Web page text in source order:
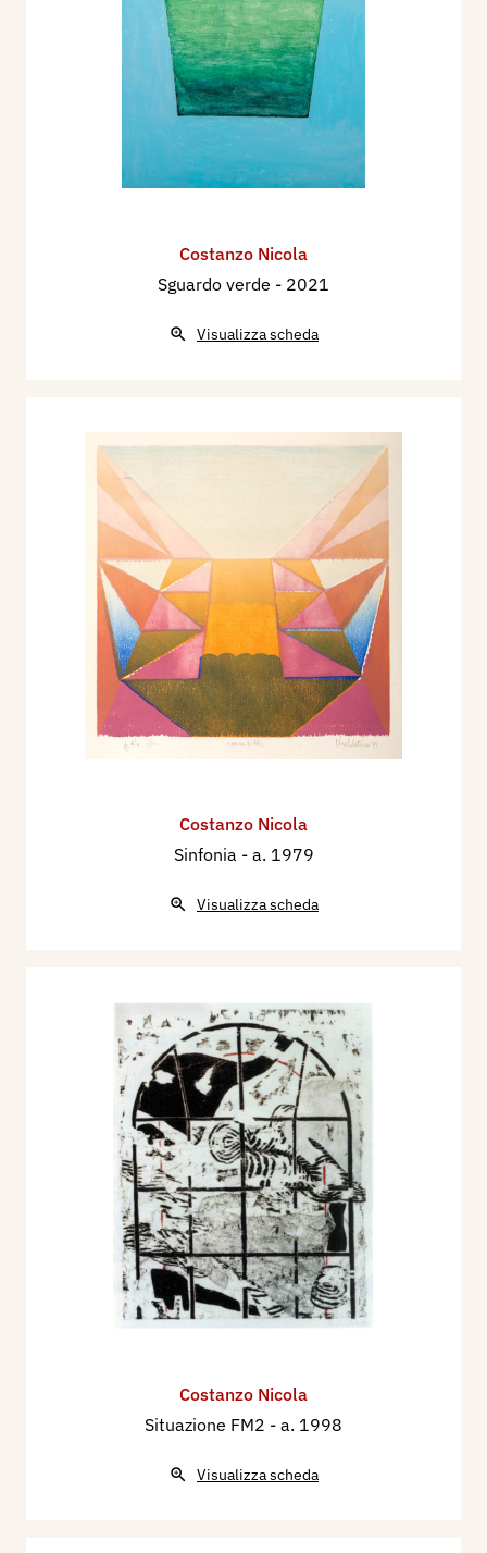
Costanzo Nicola
Sguardo verde - 2021
Visualizza scheda
Costanzo Nicola
Sinfonia - a. 1979
Visualizza scheda
Costanzo Nicola
Situazione FM2 - a. 1998
Visualizza scheda